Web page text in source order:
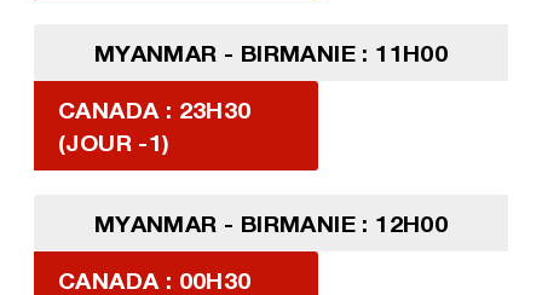
MYANMAR - BIRMANIE : 11H00
CANADA : 23H30
(JOUR -1)
MYANMAR - BIRMANIE : 12H00
CANADA : 00H30